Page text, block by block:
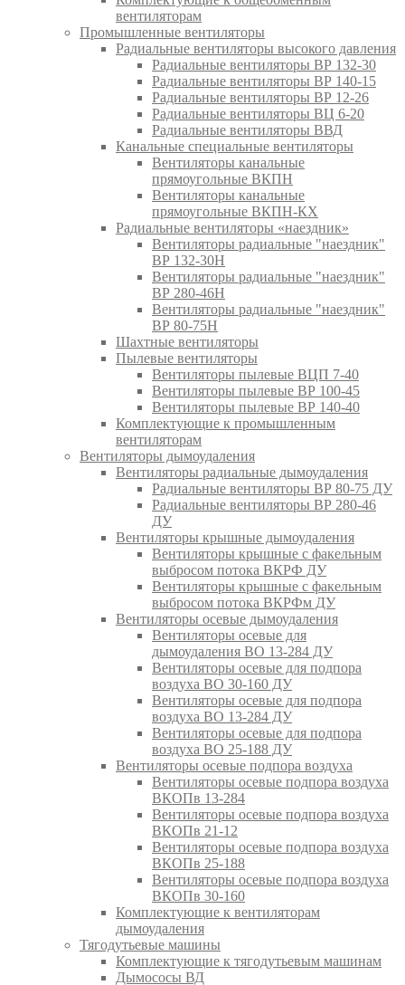
вентиляторам
Промышленные вентиляторы
Радиальные вентиляторы высокого давления
Радиальные вентиляторы ВР 132-30
Радиальные вентиляторы ВР 140-15
Радиальные вентиляторы ВР 12-26
Радиальные вентиляторы ВЦ 6-20
Радиальные вентиляторы ВВД
Канальные специальные вентиляторы
Вентиляторы канальные
прямоугольные ВКПН
Вентиляторы канальные
прямоугольные ВКПН-КХ
Радиальные вентиляторы «наездник»
Вентиляторы радиальные "наездник"
ВР 132-30Н
Вентиляторы радиальные "наездник"
ВР 280-46Н
Вентиляторы радиальные "наездник"
ВР 80-75Н
Шахтные вентиляторы
Пылевые вентиляторы
Вентиляторы пылевые ВЦП 7-40
Вентиляторы пылевые ВР 100-45
Вентиляторы пылевые ВР 140-40
Комплектующие к промышленным
вентиляторам
Вентиляторы дымоудаления
Вентиляторы радиальные дымоудаления
Радиальные вентиляторы ВР 80-75 ДУ
Радиальные вентиляторы ВР 280-46
ДУ
Вентиляторы крышные дымоудаления
Вентиляторы крышные с факельным
выбросом потока ВКРФ ДУ
Вентиляторы крышные с факельным
выбросом потока ВКРФм ДУ
Вентиляторы осевые дымоудаления
Вентиляторы осевые для
дымоудаления ВО 13-284 ДУ
Вентиляторы осевые для подпора
воздуха ВО 30-160 ДУ
Вентиляторы осевые для подпора
воздуха ВО 13-284 ДУ
Вентиляторы осевые для подпора
воздуха ВО 25-188 ДУ
Вентиляторы осевые подпора воздуха
Вентиляторы осевые подпора воздуха
ВКОПв 13-284
Вентиляторы осевые подпора воздуха
ВКОПв 21-12
Вентиляторы осевые подпора воздуха
ВКОПв 25-188
Вентиляторы осевые подпора воздуха
ВКОПв 30-160
Комплектующие к вентиляторам
дымоудаления
Тягодутьевые машины
Комплектующие к тягодутьевым машинам
Дымососы ВД